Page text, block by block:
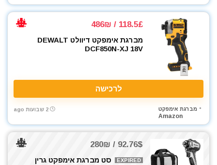
מכונת חיתוך אריחים
מכונת צביעה אירלס
מכונת שטיפה בלחץ
מכסחות דשא
מכשירי מדידה ופלסים
מלטשת / משייפת
מלטשת אקסצנטרית
מלטשת מרובעת
מלטשת סרט
118.5£ / 486₪
מברגת אימפקט דיוולט DEWALT
DCF850N-XJ 18V
לרכישה
מברגת אימפקט
Amazon
2 שבועות ago
92.76$ / 280₪
EXPIRED
סט מברגת אימפקט גרין